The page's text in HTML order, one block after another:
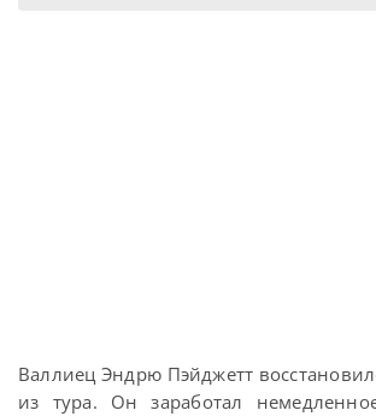
Валлиец Эндрю Пэйджетт
из тура. Он заработал